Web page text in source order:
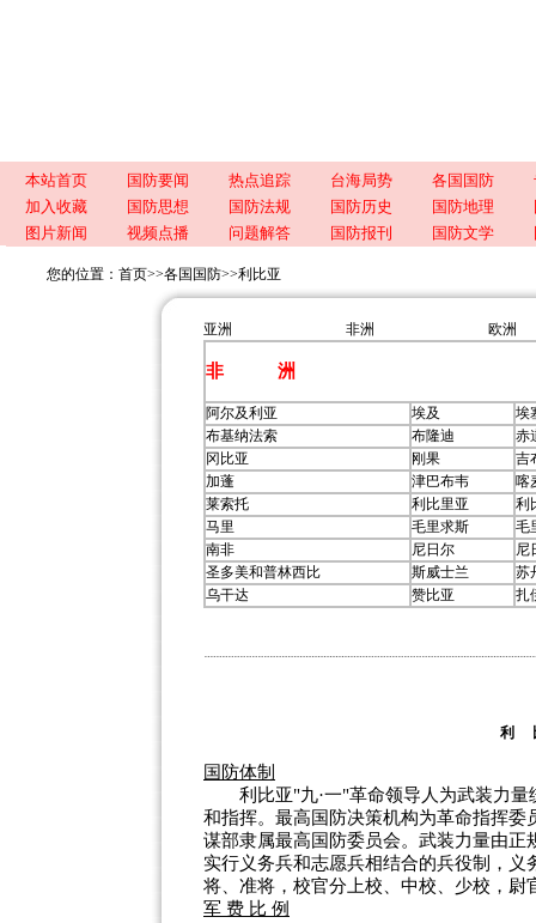
本站首页 国防要闻 热点追踪 台海局势 各国国防
加入收藏
国防思想 国防法规 国防历史 国防地理
图片新闻
视频点播 问题解答 国防报刊 国防文学
您的位置： 首页>>各国国防>>利比亚
亚洲 非洲 欧洲
非 洲
阿尔及利亚 埃及
埃
布基纳法索
布隆迪
赤
冈比亚
刚果
吉
加蓬
津巴布韦
喀
莱索托
利比里亚
利
马里
毛里求斯
毛
南非
尼日尔
尼
圣多美和普林西比
斯威士兰
苏
乌干达
赞比亚 扎
利
国防体制
利比亚"九·一"革命领导人为武装力量
和指挥。最高国防决策机构为革命指挥
谋部隶属最高国防委员会。武装力量由
实行义务兵和志愿兵相结合的兵役制，
将、准将，校官分上校、中校、少校，尉
军 费 比 例